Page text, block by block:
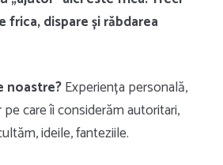
frica, dispare și răbdarea
noastre?Experiența personală,
care îi considerăm autoritari,
ideile, fanteziile.